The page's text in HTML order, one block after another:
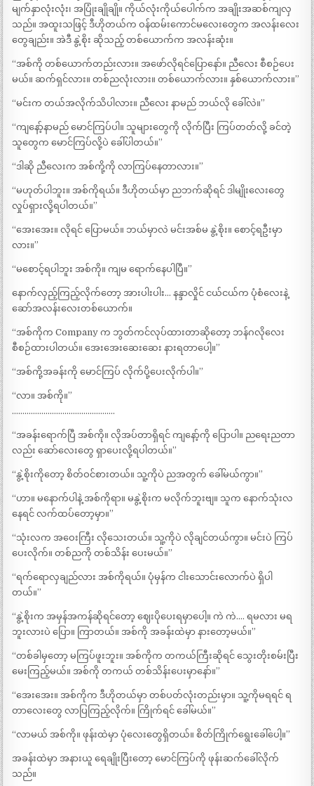
မျက်နှာလုံးလုံး၊ အပြုံးချိုချို။ ကိုယ်လုံးကိုယ်ပေါက်က အချိုးအဆစ်ကျလှ
သည်။ အထူးသဖြင့် ဒီဟိုတယ်က ဝန်ထမ်းကောင်မလေးတွေက အလန်းလေး
တွေချည်း။ အဲဒီ နွဲ့စိုး ဆိုသည့် တစ်ယောက်က အလန်းဆုံး။
“အစ်ကို တစ်ယောက်တည်းလား။ အဖော်လိုရင်ပြောနော်။ ညီလေး စီစဉ်ပေး
မယ်။ ဆက်ရှင်လား။ တစ်ညလုံးလား။ တစ်ယောက်လား။ နှစ်ယောက်လား။”
“မင်းက တယ်အလိုက်သိပါလား။ ညီလေး နာမည် ဘယ်လို ခေါ်လဲ။”
“ကျနော့်နာမည် မောင်ကြပ်ပါ။ သူများတွေကို လိုက်ပြီး ကြပ်တတ်လို့ ခင်တဲ့
သူတွေက မောင်ကြပ်လို့ပဲ ခေါ်ပါတယ်။”
“ဒါဆို ညီလေးက အစ်ကို့ကို လာကြပ်နေတာလား။”
“မဟုတ်ပါဘူး။ အစ်ကိုရယ်။ ဒီဟိုတယ်မှာ ညဘက်ဆိုရင် ဒါမျိုးလေးတွေ
လှုပ်ရှားလို့ရပါတယ်။”
“အေးအေး။ လိုရင် ပြောမယ်။ ဘယ်မှာလဲ မင်းအစ်မ နွဲ့စိုး။ စောင့်ရဦးမှာ
လား။”
“မစောင့်ရပါဘူး အစ်ကို။ ကျမ ရောက်နေပါပြီ။”
နောက်လှည့်ကြည့်လိုက်တော့ အားပါးပါး… နန္ဒာလှိုင် ငယ်ငယ်က ပုံစံလေးနဲ့
ဆော်အလန်းလေးတစ်ယောက်။
“အစ်ကိုက Company က ဘွတ်ကင်လုပ်ထားတာဆိုတော့ ဘန်ဂလိုလေး
စီစဉ်ထားပါတယ်။ အေးအေးဆေးဆေး နားရတာပေါ့။”
“အစ်ကို့အခန်းကို မောင်ကြပ် လိုက်ပို့ပေးလိုက်ပါ။”
“လာ။ အစ်ကို။”
………………………………………….
“အခန်းရောက်ပြီ အစ်ကို။ လိုအပ်တာရှိရင် ကျနော့်ကို ပြောပါ။ ညရေးညတာ
လည်း ဆော်လေးတွေ ရှာပေးလို့ရပါတယ်။”
“နွဲ့စိုးကိုတော့ စိတ်ဝင်စားတယ်။ သူ့ကိုပဲ ညအတွက် ခေါ်မယ်ကွာ။”
“ဟာ။ မနောက်ပါနဲ့ အစ်ကိုရာ။ မနွဲ့စိုးက မလိုက်ဘူးဗျ။ သူက နောက်သုံးလ
နေရင် လက်ထပ်တော့မှာ။”
“သုံးလက အဝေးကြီး လိုသေးတယ်။ သူ့ကိုပဲ လိုချင်တယ်ကွာ။ မင်းပဲ ကြပ်
ပေးလိုက်။ တစ်ညကို တစ်သိန်း ပေးမယ်။”
“ရက်ရောလှချည်လား အစ်ကိုရယ်။ ပုံမှန်က ငါးသောင်းလောက်ပဲ ရှိပါ
တယ်။”
“နွဲ့စိုးက အမှန်အကန်ဆိုရင်တော့ ဈေးပိုပေးရမှာပေါ့။ ကဲ ကဲ…. ရမလား မရ
ဘူးလားပဲ ပြော။ ကြာတယ်။ အစ်ကို အခန်းထဲမှာ နားတော့မယ်။”
“တစ်ခါမှတော့ မကြပ်ဖူးဘူး။ အစ်ကိုက တကယ်ကြီးဆိုရင် သွေးတိုးစမ်းပြီး
မေးကြည့်မယ်။ အစ်ကို တကယ် တစ်သိန်းပေးမှာနော်။”
“အေးအေး။ အစ်ကိုက ဒီဟိုတယ်မှာ တစ်ပတ်လုံးတည်းမှာ။ သူ့ကိုမရရင် ရ
တာလေးတွေ လာပြကြည့်လိုက်။ ကြိုက်ရင် ခေါ်မယ်။”
“လာမယ် အစ်ကို။ ဖုန်းထဲမှာ ပုံလေးတွေရှိတယ်။ စိတ်ကြိုက်ရွေးခေါ်ပေါ့။”
အခန်းထဲမှာ အနားယူ ရေချိုးပြီးတော့ မောင်ကြပ်ကို ဖုန်းဆက်ခေါ်လိုက်
သည်။